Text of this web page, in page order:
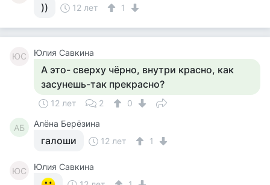
)) 12 лет 1
ЮС Юлия Савкина
А это- сверху чёрно, внутри красно, как
засунешь-так прекрасно?
12 лет 2 0
АБ Алёна Берёзина
галоши 12 лет 1
ЮС
Юлия Савкина